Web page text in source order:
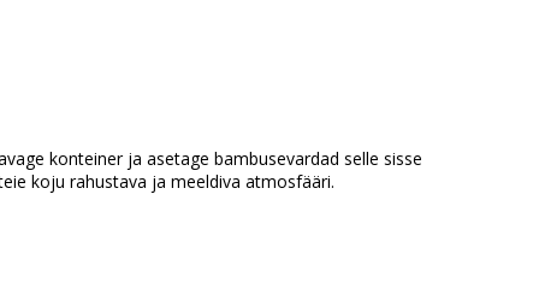
konteiner ja asetage bambusevardad selle sisse
koju rahustava ja meeldiva atmosfääri.